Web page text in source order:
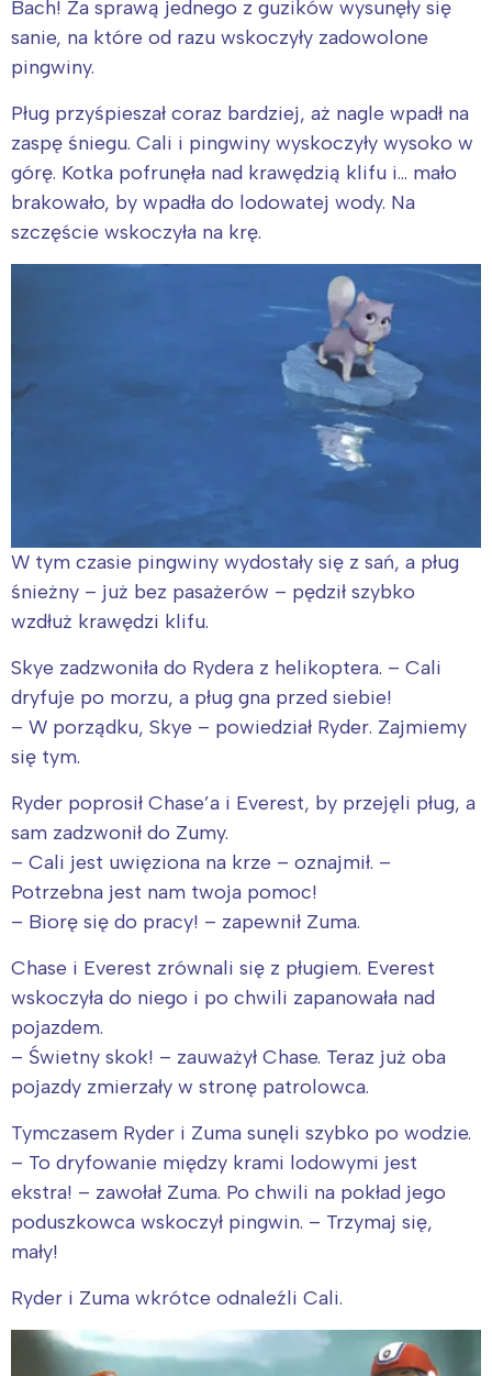
Bach! Za sprawą jednego z guzików wysunęły się
sanie, na które od razu wskoczyły zadowolone
pingwiny.
Pług przyśpieszał coraz bardziej, aż nagle wpadł na
zaspę śniegu. Cali i pingwiny wyskoczyły wysoko w
górę. Kotka pofrunęła nad krawędzią klifu i… mało
brakowało, by wpadła do lodowatej wody. Na
szczęście wskoczyła na krę.
W tym czasie pingwiny wydostały się z sań, a pług
śnieżny – już bez pasażerów – pędził szybko
wzdłuż krawędzi klifu.
Skye zadzwoniła do Rydera z helikoptera. – Cali
dryfuje po morzu, a pług gna przed siebie!
– W porządku, Skye – powiedział Ryder. Zajmiemy
się tym.
Ryder poprosił Chase’a i Everest, by przejęli pług, a
sam zadzwonił do Zumy.
– Cali jest uwięziona na krze – oznajmił. –
Potrzebna jest nam twoja pomoc!
– Biorę się do pracy! – zapewnił Zuma.
Chase i Everest zrównali się z pługiem. Everest
wskoczyła do niego i po chwili zapanowała nad
pojazdem.
– Świetny skok! – zauważył Chase. Teraz już oba
pojazdy zmierzały w stronę patrolowca.
Tymczasem Ryder i Zuma sunęli szybko po wodzie.
– To dryfowanie między krami lodowymi jest
ekstra! – zawołał Zuma. Po chwili na pokład jego
poduszkowca wskoczył pingwin. – Trzymaj się,
mały!
Ryder i Zuma wkrótce odnaleźli Cali.